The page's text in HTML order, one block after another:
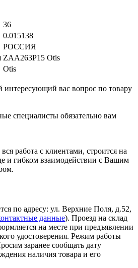
36
0.015138
РОССИЯ
ZAA263P15 Otis
Otis
интересующий вас вопрос по товару
специалисты обязательно вам
работа с клиентами, строится на
и гибком взаимодействии с Вашим
по адресу: ул. Верхние Поля, д.52,
данные). Проезд на склад
на месте при предъявлении
удостоверения. Режим работы
заранее сообщать дату
наличия товара и его